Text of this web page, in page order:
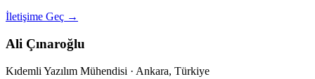
İletişime Geç →
Ali Çınaroğlu
Kıdemli Yazılım Mühendisi · Ankara, Türkiye